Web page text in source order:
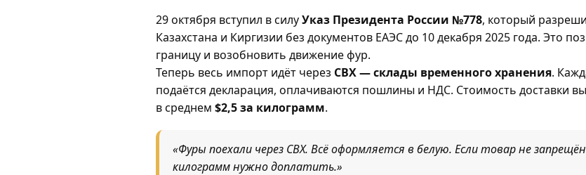
29 октября вступил в силуУказ Президента России №778, который
Казахстана и Киргизии без документов ЕАЭС до 10 декабря 2025 года. Это
границу и возобновить движение фур.
Теперь весь импорт идёт через СВХ — склады временного хранения.
подаётся декларация, оплачиваются пошлины и НДС. Стоимость доставки
в среднем $2,5 за килограмм.
«Фуры поехали через СВХ. Всё оформляется в белую. Если товар не
килограмм нужно доплатить.»